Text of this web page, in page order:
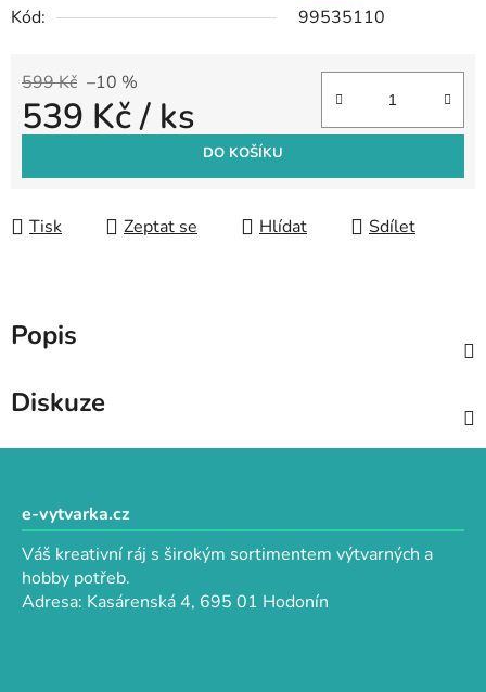
Kód:
99535110
599 Kč –10 %
539 Kč/ ks
DO KOŠÍKU
Tisk Zeptat se Hlídat Sdílet
Popis
Diskuze
e-vytvarka.cz
Váš kreativní ráj s širokým sortimentem výtvarných a
hobby potřeb.
Adresa: Kasárenská 4, 695 01 Hodonín